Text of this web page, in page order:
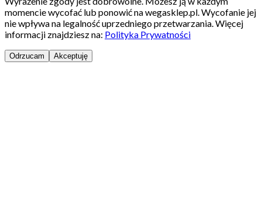
momencie wycofać lub ponowić na wegasklep.pl. Wycofanie jej
nie wpływa na legalność uprzedniego przetwarzania. Więcej
informacji znajdziesz na: Polityka Prywatności
Odrzucam Akceptuję